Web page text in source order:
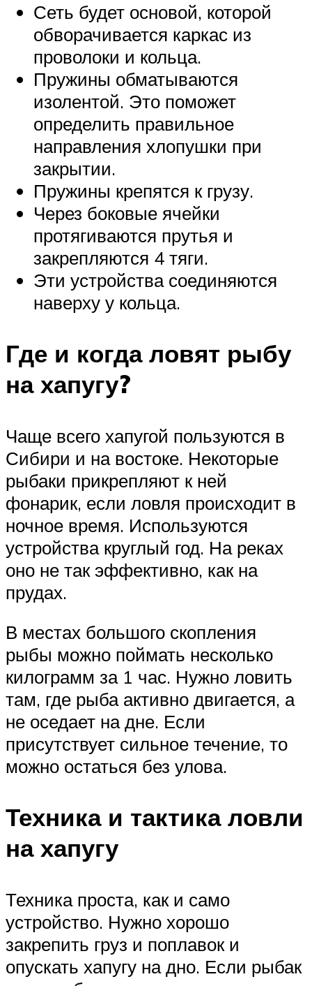
Сеть будет основой, которой
обворачивается каркас из
проволоки и кольца.
Пружины обматываются
изолентой. Это поможет
определить правильное
направления хлопушки при
закрытии.
Пружины крепятся к грузу.
Через боковые ячейки
протягиваются прутья и
закрепляются 4 тяги.
Эти устройства соединяются
наверху у кольца.
Где и когда ловят рыбу
на хапугу?
Чаще всего хапугой пользуются в
Сибири и на востоке. Некоторые
рыбаки прикрепляют к ней
фонарик, если ловля происходит в
ночное время. Используются
устройства круглый год. На реках
оно не так эффективно, как на
прудах.
В местах большого скопления
рыбы можно поймать несколько
килограмм за 1 час. Нужно ловить
там, где рыба активно двигается, а
не оседает на дне. Если
присутствует сильное течение, то
можно остаться без улова.
Техника и тактика ловли
на хапугу
Техника проста, как и само
устройство. Нужно хорошо
закрепить груз и поплавок и
опускать хапугу на дно. Если рыбак